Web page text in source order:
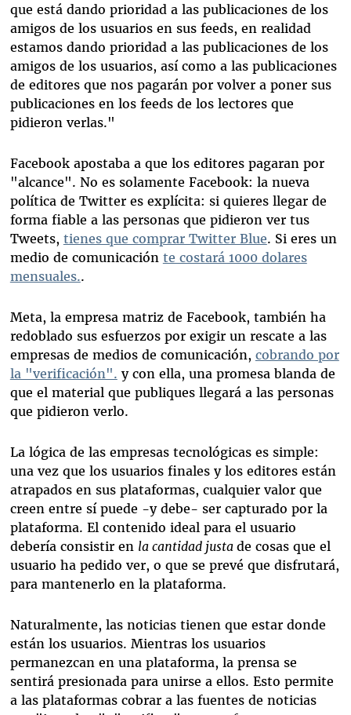
que está dando prioridad a las publicaciones de los
amigos de los usuarios en sus feeds, en realidad
estamos dando prioridad a las publicaciones de los
amigos de los usuarios, así como a las publicaciones
de editores que nos pagarán por volver a poner sus
publicaciones en los feeds de los lectores que
pidieron verlas."
Facebook apostaba a que los editores pagaran por
"alcance". No es solamente Facebook: la nueva
política de Twitter es explícita: si quieres llegar de
forma fiable a las personas que pidieron ver tus
Tweets, tienes que comprar Twitter Blue. Si eres un
medio de comunicación te costará 1000 dolares
mensuales..
Meta, la empresa matriz de Facebook, también ha
redoblado sus esfuerzos por exigir un rescate a las
empresas de medios de comunicación, cobrando por
la "verificación". y con ella, una promesa blanda de
que el material que publiques llegará a las personas
que pidieron verlo.
La lógica de las empresas tecnológicas es simple:
una vez que los usuarios finales y los editores están
atrapados en sus plataformas, cualquier valor que
creen entre sí puede -y debe- ser capturado por la
plataforma. El contenido ideal para el usuario
debería consistir en la cantidad justa de cosas que el
usuario ha pedido ver, o que se prevé que disfrutará,
para mantenerlo en la plataforma.
Naturalmente, las noticias tienen que estar donde
están los usuarios. Mientras los usuarios
permanezcan en una plataforma, la prensa se
sentirá presionada para unirse a ellos. Esto permite
a las plataformas cobrar a las fuentes de noticias